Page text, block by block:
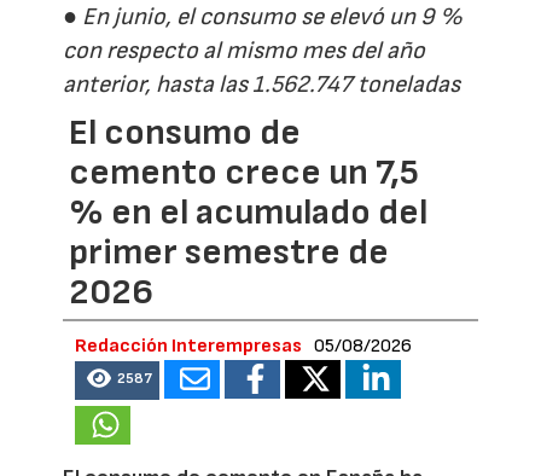
● En junio, el consumo se elevó un 9 %
con respecto al mismo mes del año
anterior, hasta las 1.562.747 toneladas
El consumo de
cemento crece un 7,5
% en el acumulado del
primer semestre de
2026
Redacción Interempresas 05/08/2026
2587